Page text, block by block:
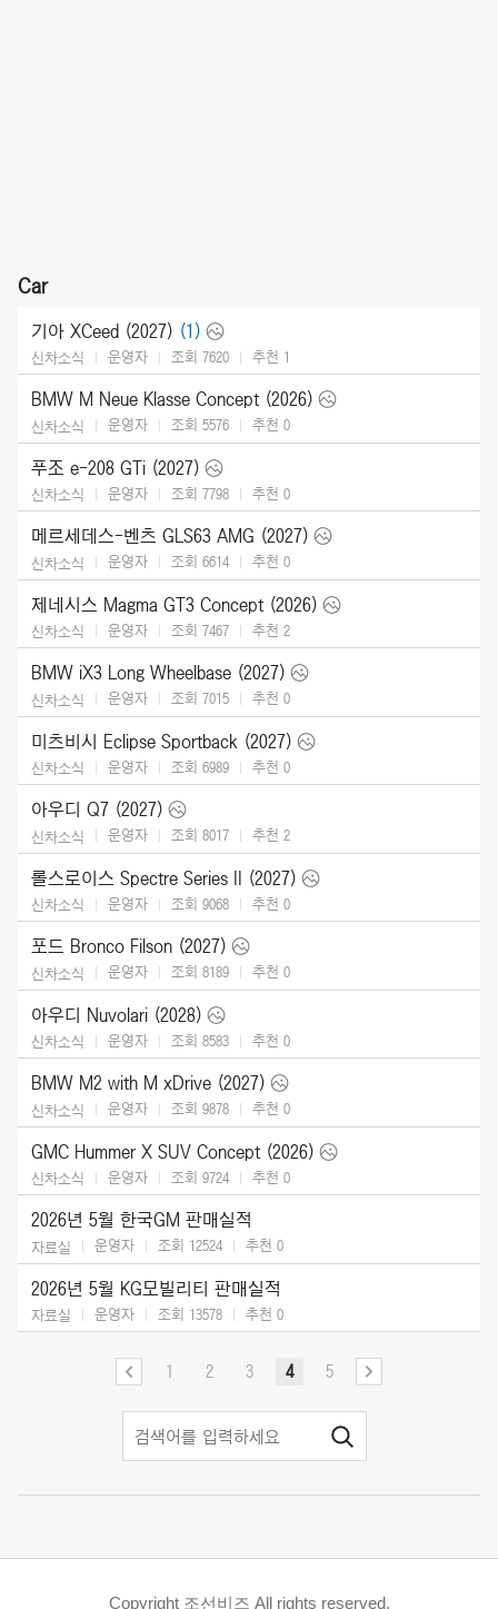
Car
기아 XCeed (2027) (1)
신차소식 운영자 조회 7620 추천 1
BMW M Neue Klasse Concept (2026)
신차소식 운영자 조회 5576 추천 0
푸조 e-208 GTi (2027)
신차소식 운영자 조회 7798 추천 0
메르세데스-벤츠 GLS63 AMG (2027)
신차소식 운영자 조회 6614 추천 0
제네시스 Magma GT3 Concept (2026)
신차소식 운영자 조회 7467 추천 2
BMW iX3 Long Wheelbase (2027)
신차소식 운영자 조회 7015 추천 0
미츠비시 Eclipse Sportback (2027)
신차소식 운영자 조회 6989 추천 0
아우디 Q7 (2027)
신차소식 운영자 조회 8017 추천 2
롤스로이스 Spectre Series II (2027)
신차소식 운영자 조회 9068 추천 0
포드 Bronco Filson (2027)
신차소식 운영자 조회 8189 추천 0
아우디 Nuvolari (2028)
신차소식 운영자 조회 8583 추천 0
BMW M2 with M xDrive (2027)
신차소식 운영자 조회 9878 추천 0
GMC Hummer X SUV Concept (2026)
신차소식 운영자 조회 9724 추천 0
2026년 5월 한국GM 판매실적
자료실 운영자 조회 12524 추천 0
2026년 5월 KG모빌리티 판매실적
자료실 운영자 조회 13578 추천 0
1 2 3 4 5
Copyright 조선비즈 All rights reserved.